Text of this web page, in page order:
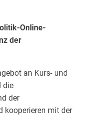
Online-
der
an Kurs- und
die
der
kooperieren mit der